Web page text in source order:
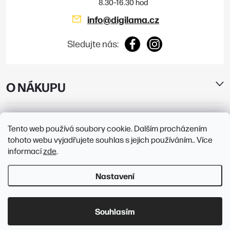
Tento web používá soubory cookie. Dalším procházením
tohoto webu vyjadřujete souhlas s jejich používáním.. Více
informacízde.
Nastavení
Souhlasím
O NÁKUPU
PRODEJNY
info@digilama.cz
Sledujte nás: